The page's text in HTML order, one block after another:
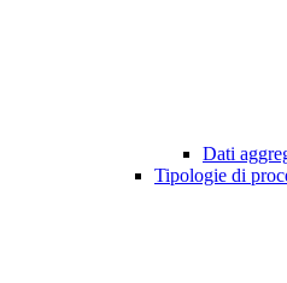
Dati
Tipologie di